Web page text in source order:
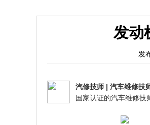
发动
发
汽修技师 | 汽车维修技